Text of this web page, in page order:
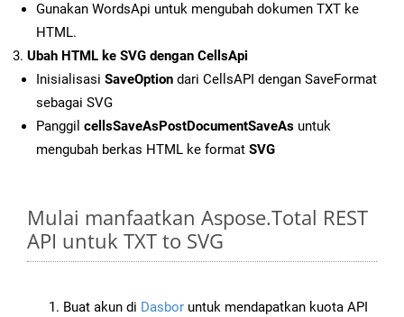
Gunakan WordsApi untuk mengubah dokumen TXT ke
HTML.
Ubah HTML ke SVG dengan CellsApi
Inisialisasi SaveOption dari CellsAPI dengan SaveFormat
sebagai SVG
Panggil cellsSaveAsPostDocumentSaveAs untuk
mengubah berkas HTML ke format SVG
Mulai manfaatkan Aspose.Total REST
API untuk TXT to SVG
Buat akun di Dasbor untuk mendapatkan kuota API